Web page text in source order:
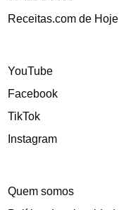
Receitas.com de Hoje
YouTube
Facebook
TikTok
Instagram
Quem somos